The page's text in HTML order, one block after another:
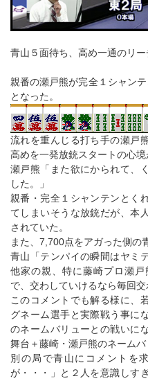
青山５面待ち、高め一通のリー
親番の瀬戸熊が完全１シャン
となった。
流れを重んじる打ち手の瀬戸
高めを一発放銃スタートの心境
瀬戸熊「また欲にかられて、
した。」
親番・完全１シャンテンとく
てしまいそうな放銃だが、本
されていた。
また、7,700点をアガった側の
青山「テンパイの瞬間はヤミ
他家の親、特に藤崎プロ瀬
で、交わしていけるなら毎回交
このコメントでも解る様に、
グネーム選手と実際戦う事に
のネームバリューとの戦いに
舞台＋藤崎・瀬戸熊のネーム
別の局で青山にコメントを
が・・・」と２人を意識しす